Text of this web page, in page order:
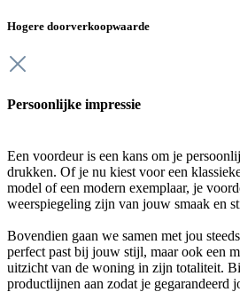
Hogere doorverkoopwaarde
Persoonlijke impressie
Een voordeur is een kans om je
drukken. Of je nu kiest voor een
model of een modern exemplaar, je
weerspiegeling zijn van jouw smaak en
Bovendien gaan we samen met jou
perfect past bij jouw stijl, maar ook een
uitzicht van de woning in zijn totaliteit.
productlijnen aan zodat je gegarandeerd